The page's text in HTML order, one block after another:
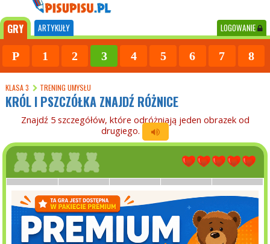
GRY ARTYKUŁY LOGOWANIE
P 1 2 3 4 5 6 7 8
KLASA 3 TRENING UMYSŁU
KRÓL I PSZCZÓŁKA ZNAJDŹ RÓŻNICE
Znajdź 5 szczegółów, które odróżniają jeden obrazek od
drugiego.